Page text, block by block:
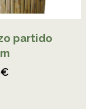
partido
€